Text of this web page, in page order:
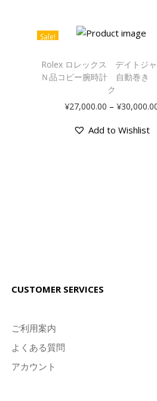
Sale!
Rolex ロレックス デイトジ
Ｎ品コピー腕時計 自動巻き
ク
¥27,000.00 – ¥
Add to Wishlist
CUSTOMER SERVICES
ご利用案内
よくある質問
アカウント